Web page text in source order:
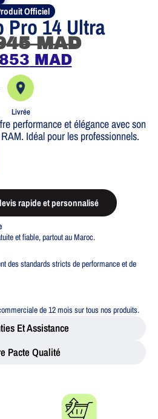
Officiel
Pro 14 Ultra
MAD
MAD
Livrée
performance et élégance avec son
RAM. Idéal pour les professionnels.
rapide et personnalisé
et fiable, partout au Maroc.
des standards stricts de performance et de
de 12 mois sur tous nos produits.
Et Assistance
Pacte Qualité